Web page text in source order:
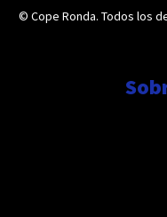
© Cope Ronda. Todos los